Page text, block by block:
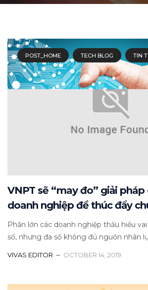
POST_HOME TECH BLOG TIN
VNPT sẽ “may đo” giải
doanh nghiệp để thúc đẩy
Phần lớn các doanh nghiệp thấu hiểu
số, nhưng đa số không đủ nguồn nhân
VIVAS EDITOR OCTOBER 14, 2019